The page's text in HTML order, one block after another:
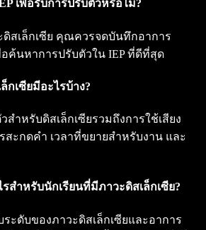
เพื่อรับการปรับตัวหรือไม่?
สเล็กเซีย คุณควรจดบันทึกอาการ
ค้นหาการปรับตัวใน IEP ที่ดีที่สุด
กเซียมีอะไรบ้าง?
สำหรับดิสเล็กเซียรวมถึงการใช้เสียง
สะกดคำ เวลาที่ขยายสำหรับงาน และ
สำหรับนักเรียนที่มีภาวะดิสเล็กเซีย?
ะดับของภาวะดิสเล็กเซียและอาการ